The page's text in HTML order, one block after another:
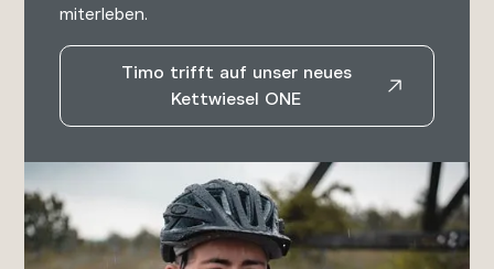
miterleben.
Timo trifft auf unser neues
Kettwiesel ONE